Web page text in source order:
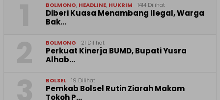
BOLMONG, HEADLINE, HUKRIM 1414 Dilihat
Diberi Kuasa Menambang Ilegal, Warga
Bak…
BOLMONG 21 Dilihat
Perkuat Kinerja BUMD, Bupati Yusra
Alhab…
BOLSEL 19 Dilihat
Pemkab Bolsel Rutin Ziarah Makam
Tokoh P…